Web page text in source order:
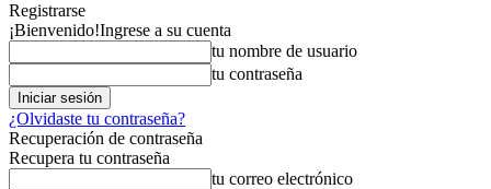
Registrarse
¡Bienvenido!Ingrese a su cuenta
tu nombre de usuario
tu contraseña
¿Olvidaste tu contraseña?
Recuperación de contraseña
Recupera tu contraseña
tu correo electrónico